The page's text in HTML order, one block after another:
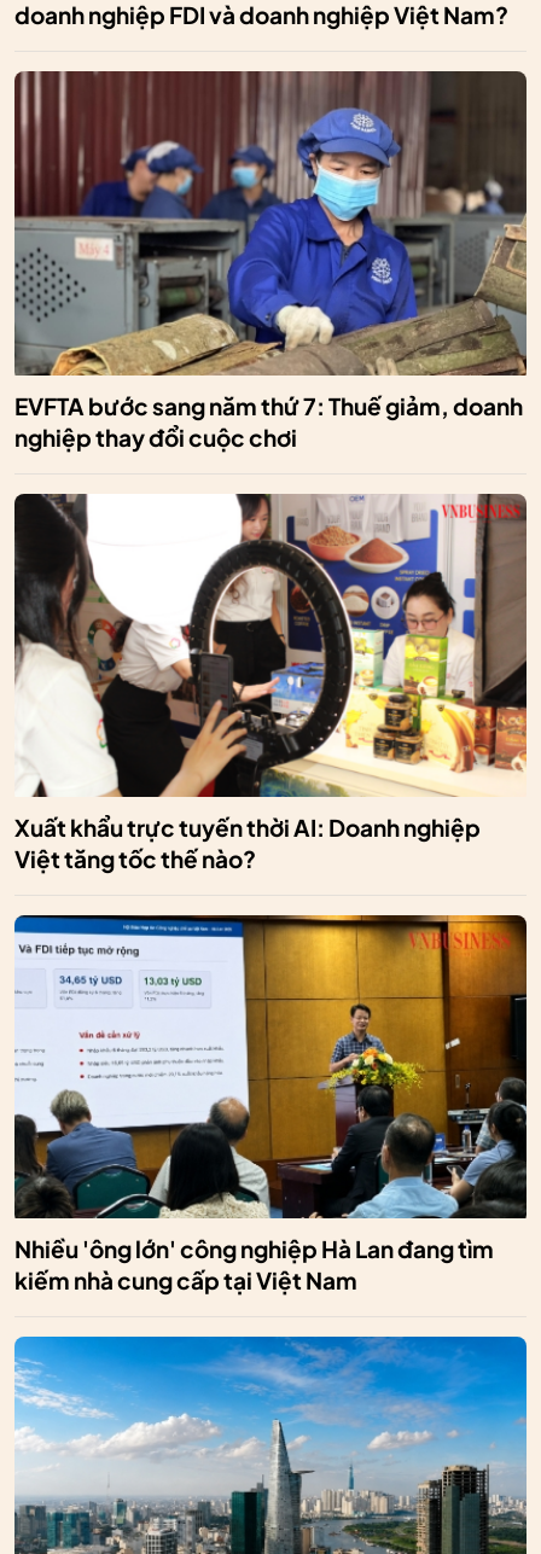
doanh nghiệp FDI và doanh nghiệp Việt Nam?
EVFTA bước sang năm thứ 7: Thuế giảm, doanh
nghiệp thay đổi cuộc chơi
Xuất khẩu trực tuyến thời AI: Doanh nghiệp
Việt tăng tốc thế nào?
Nhiều 'ông lớn' công nghiệp Hà Lan đang tìm
kiếm nhà cung cấp tại Việt Nam